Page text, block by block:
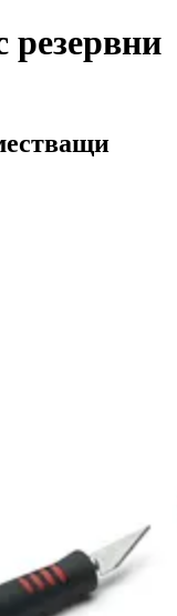
резервни